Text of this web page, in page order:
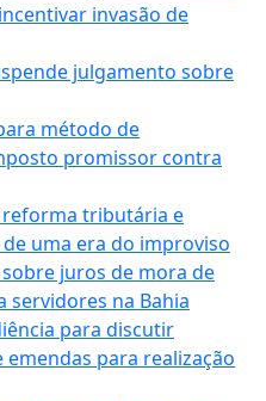
invasão de
julgamento sobre
método de
promissor contra
tributária e
uma era do improviso
juros de mora de
servidores na Bahia
para discutir
para realização